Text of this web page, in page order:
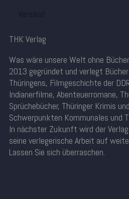
Versand
THK Verlag
Was wäre unsere Welt ohne
2013 gegründet und verlegt
Thüringens, Filmgeschichte der
Indianerfilme, Abenteuerromane,
Sprüchebücher, Thüringer Krimis
Schwerpunkten Kommunales und
In nächster Zukunft wird der
seine verlegerische Arbeit auf
Lassen Sie sich überraschen.